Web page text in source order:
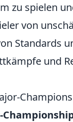
zu spielen
von
Standards
und